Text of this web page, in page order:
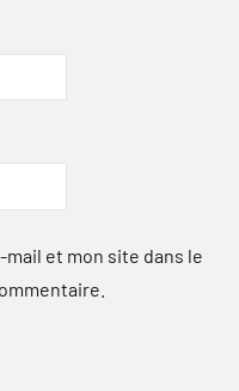
et mon site dans le